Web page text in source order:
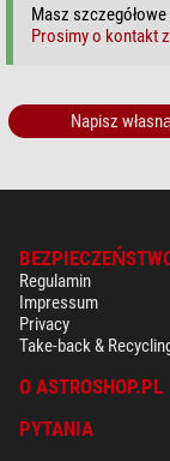
*Wszystkie ceny
Masz
Prosimy o kontakt
Napisz
Regulamin
Impressum
Privacy
Take-back &
O ASTROSHOP.PL
PYTANIA